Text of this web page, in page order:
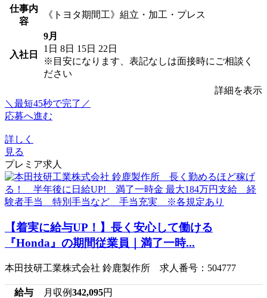
仕事内
容
《トヨタ期間工》組立・加工・プレス
入社日
9月
1日 8日 15日 22日
※目安になります、表記なしは面接時にご相談く
ださい
詳細を表示
＼最短45秒で完了／
応募へ進む
詳しく
見る
プレミア求人
【着実に給与UP！】長く安心して働ける
『Honda』の期間従業員｜満了一時...
本田技研工業株式会社 鈴鹿製作所 求人番号：504777
給与 月収例342,095円